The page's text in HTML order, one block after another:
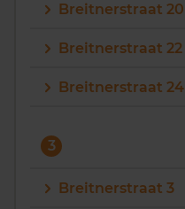
Breitnerstraat 20
Breitnerstraat 22
Breitnerstraat 24
3
Breitnerstraat 3